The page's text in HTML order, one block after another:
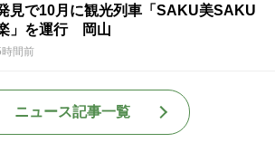
見で10月に観光列車「SAKU美SAKU
」を運行 岡山
間前
ニュース記事一覧